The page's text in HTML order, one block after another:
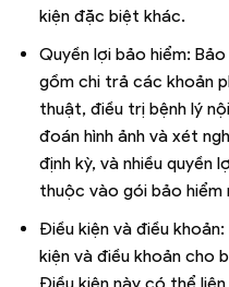
kiện đặc biệt khác.
Quyền lợi bảo hiểm:
gồm chi trả các khoản
thuật, điều trị bệnh lý
đoán hình ảnh và xét
định kỳ, và nhiều quyền
thuộc vào gói bảo hiểm
Điều kiện và điều
kiện và điều khoản cho
Điều kiện này có thể